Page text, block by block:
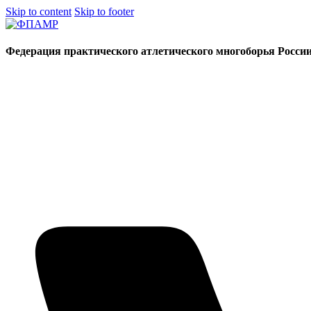
Skip to content Skip to footer
Федерация практического атлетического многоборья